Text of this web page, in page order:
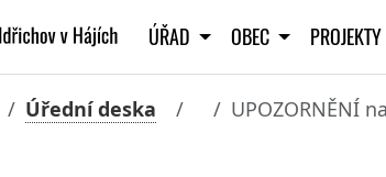
ÚŘAD OBEC PROJEKTY
Úřední deska UPOZORNĚNÍ